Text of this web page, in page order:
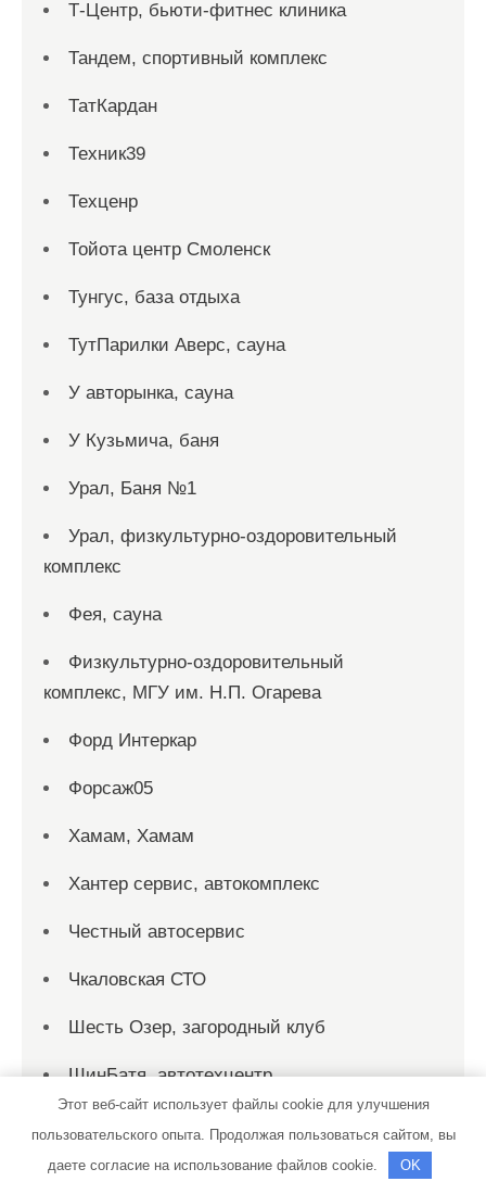
Т-Центр, бьюти-фитнес клиника
Тандем, спортивный комплекс
ТатКардан
Техник39
Техценр
Тойота центр Смоленск
Тунгус, база отдыха
ТутПарилки Аверс, сауна
У авторынка, сауна
У Кузьмича, баня
Урал, Баня №1
Урал, физкультурно-оздоровительный
комплекс
Фея, сауна
Физкультурно-оздоровительный
комплекс, МГУ им. Н.П. Огарева
Форд Интеркар
Форсаж05
Хамам, Хамам
Хантер сервис, автокомплекс
Честный автосервис
Чкаловская СТО
Шесть Озер, загородный клуб
ШинБатя, автотехцентр
Эдем, сауна
Этот веб-сайт использует файлы cookie для улучшения
пользовательского опыта. Продолжая пользоваться сайтом, вы
даете согласие на использование файлов cookie.
OK